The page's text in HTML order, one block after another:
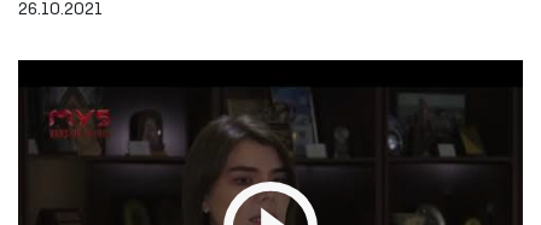
26.10.2021